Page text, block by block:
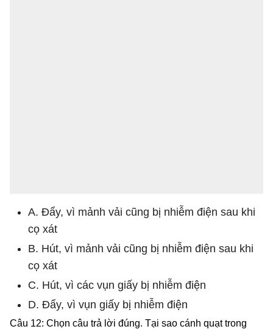
A. Đẩy, vì mảnh vải cũng bị nhiễm điện sau khi
cọ xát
B. Hút, vì mảnh vải cũng bị nhiễm điện sau khi
cọ xát
C. Hút, vì các vụn giấy bị nhiễm điện
D. Đẩy, vì vụn giấy bị nhiễm điện
Câu 12: Chọn câu trả lời đúng. Tại sao cánh quạt trong